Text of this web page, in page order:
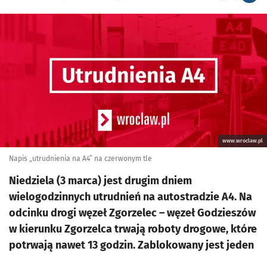
www.wroclaw.pl
Napis „utrudnienia na A4” na czerwonym tle
Niedziela (3 marca) jest drugim dniem
wielogodzinnych utrudnień na autostradzie A4. Na
odcinku drogi węzeł Zgorzelec – węzeł Godzieszów
w kierunku Zgorzelca trwają roboty drogowe, które
potrwają nawet 13 godzin. Zablokowany jest jeden